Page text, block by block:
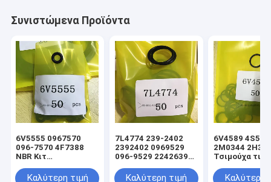
Συνιστώμενα Προϊόντα
6V5555 0967570
096-7570 4F7388
NBR Κιτ
υδραυλικού
Καλύτερη τιμή
7L4774 239-2402
2392402 0969529
096-9529 2242639
στεγανοποίησης
Καλύτερη τιμή
6V4589
2M0344
Τσιμούχα
κυλίνδρου
Καλύτερη